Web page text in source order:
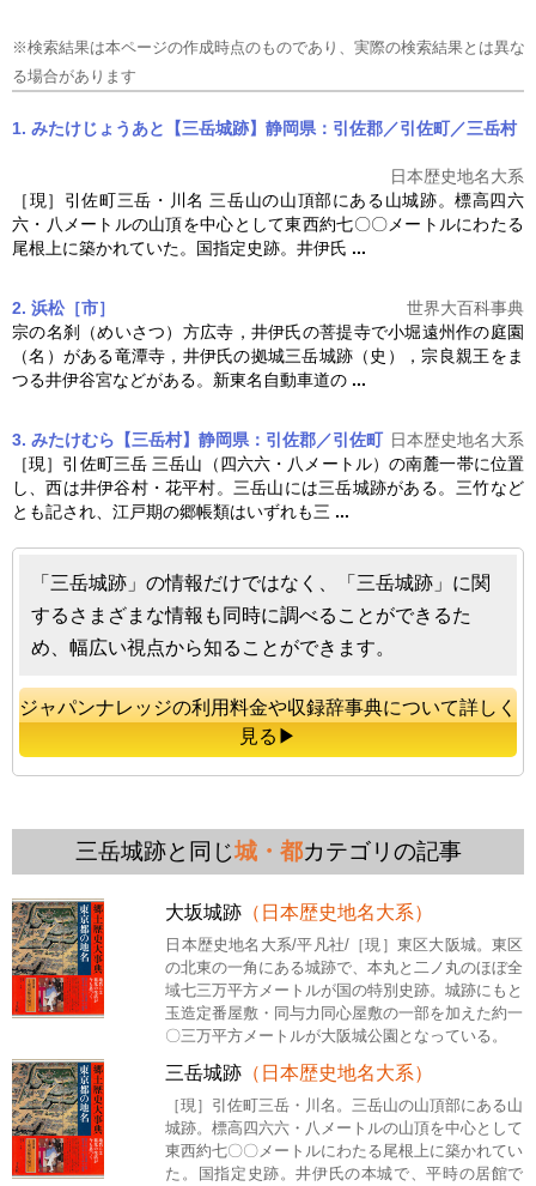
※検索結果は本ページの作成時点のものであり、実際の検索結果とは異な
る場合があります
1. みたけじょうあと【三岳城跡】静岡県：引佐郡／引佐町／三岳村
日本歴史地名大系
［現］引佐町三岳・川名 三岳山の山頂部にある山城跡。標高四六
六・八メートルの山頂を中心として東西約七〇〇メートルにわたる
尾根上に築かれていた。国指定史跡。井伊氏 ...
2. 浜松［市］
世界大百科事典
宗の名刹（めいさつ）方広寺，井伊氏の菩提寺で小堀遠州作の庭園
（名）がある竜潭寺，井伊氏の拠城三岳城跡 （史），宗良親王をま
つる井伊谷宮などがある。新東名自動車道の ...
3. みたけむら【三岳村】静岡県：引佐郡／引佐町 日本歴史地名大系
［現］引佐町三岳 三岳山（四六六・八メートル）の南麓一帯に位置
し、西は井伊谷村・花平村。三岳山には三岳城跡がある。三竹など
とも記され、江戸期の郷帳類はいずれも三 ...
「三岳城跡」の情報だけではなく、「三岳城跡」に関
するさまざまな情報も同時に調べることができるた
め、幅広い視点から知ることができます。
ジャパンナレッジの利用料金や収録辞事典について詳しく
見る▶
三岳城跡と同じ城・都カテゴリの記事
大坂城跡 （日本歴史地名大系）
日本歴史地名大系/平凡社/［現］東区大阪城。東区
の北東の一角にある城跡で、本丸と二ノ丸のほぼ全
域七三万平方メートルが国の特別史跡。城跡にもと
玉造定番屋敷・同与力同心屋敷の一部を加えた約一
〇三万平方メートルが大阪城公園となっている。
三岳城跡 （日本歴史地名大系）
［現］引佐町三岳・川名。三岳山の山頂部にある山
城跡。標高四六六・八メートルの山頂を中心として
東西約七〇〇メートルにわたる尾根上に築かれてい
た。国指定史跡。井伊氏の本城で、平時の居館で